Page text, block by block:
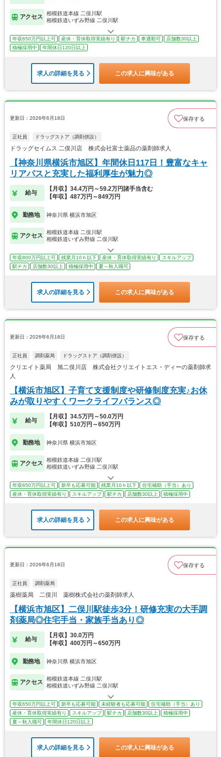
アクセス
相模鉄道本線 二俣川駅
相模鉄道いずみ野線 二俣川駅
年収650万円以上可 産休・育休取得実績有り 駅チカ 車通勤可
店舗数30以上
積極採用中
年間休日120日以上
求人の詳細を見る この求人に興味がある
更新日：2026年6月18日 保存する
正社員 ドラッグストア（調剤併設）
ドラッグセイムス 二俣川店 株式会社富士薬品の薬剤師求人
【神奈川県横浜市旭区】年間休日117日！豊富なキャ
リアパスと充実した福利厚生が魅力◎
給与
【月収】34.4万円～59.2万円諸手当含む
【年収】487万円～849万円
勤務地 神奈川県 横浜市旭区
アクセス
相模鉄道本線 二俣川駅
相模鉄道いずみ野線 二俣川駅
年収800万円以上可 残業月10ｈ以下 産休・育休取得実績有り
スキルアップ
駅チカ
店舗数30以上 積極採用中 夏～秋入職可
求人の詳細を見る この求人に興味がある
更新日：2026年6月18日 保存する
正社員 調剤薬局 ドラッグストア（調剤併設）
クリエイト薬局 旭二俣川店 株式会社クリエイトエス・ディーの薬剤師求
人
【横浜市旭区】子育て支援制度や研修制度充実♪お休
みが取りやすくワークライフバランス◎
給与
【月収】34.5万円～50.0万円
【年収】510万円～650万円
勤務地 神奈川県 横浜市旭区
アクセス
相模鉄道本線 二俣川駅
相模鉄道いずみ野線 二俣川駅
年収650万円以上可 新卒も応募可能 残業月10ｈ以下
住宅補助（手当）あり
産休・育休取得実績有り
スキルアップ 駅チカ 店舗数30以上 積極採用中
求人の詳細を見る この求人に興味がある
更新日：2026年6月18日 保存する
正社員 調剤薬局
薬樹薬局 二俣川 薬樹株式会社の薬剤師求人
【横浜市旭区】二俣川駅徒歩3分！研修充実の大手調
剤薬局◎住宅手当・家族手当あり◎
給与
【月収】30.0万円
【年収】400万円～650万円
勤務地 神奈川県 横浜市旭区
アクセス
相模鉄道本線 二俣川駅
相模鉄道いずみ野線 二俣川駅
年収650万円以上可 新卒も応募可能 未経験者も応募可能
住宅補助（手当）あり
産休・育休取得実績有り
スキルアップ 駅チカ 店舗数30以上
積極採用中
夏～秋入職可
年間休日120日以上
求人の詳細を見る この求人に興味がある